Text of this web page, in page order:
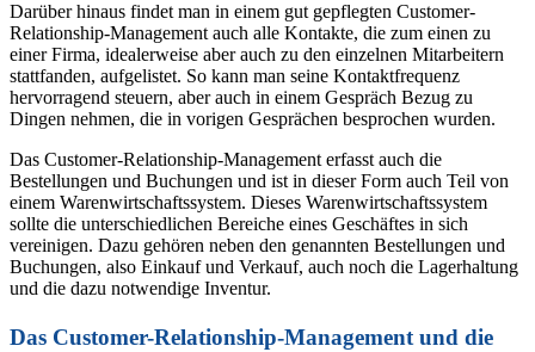
Darüber hinaus findet man in einem gut gepflegten Customer-
Relationship-Management auch alle Kontakte, die zum einen zu
einer Firma, idealerweise aber auch zu den einzelnen Mitarbeitern
stattfanden, aufgelistet. So kann man seine Kontaktfrequenz
hervorragend steuern, aber auch in einem Gespräch Bezug zu
Dingen nehmen, die in vorigen Gesprächen besprochen wurden.
Das Customer-Relationship-Management erfasst auch die
Bestellungen und Buchungen und ist in dieser Form auch Teil von
einem Warenwirtschaftssystem. Dieses Warenwirtschaftssystem
sollte die unterschiedlichen Bereiche eines Geschäftes in sich
vereinigen. Dazu gehören neben den genannten Bestellungen und
Buchungen, also Einkauf und Verkauf, auch noch die Lagerhaltung
und die dazu notwendige Inventur.
Das Customer-Relationship-Management und die